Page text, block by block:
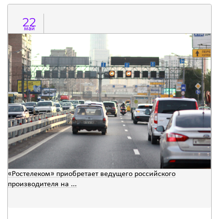
22
май
«Ростелеком» приобретает ведущего российского
производителя на ...